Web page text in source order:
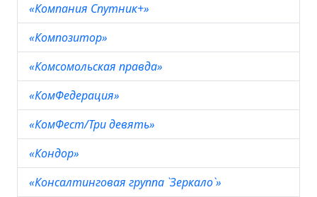
«Компания Спутник+»
«Композитор»
«Комсомольская правда»
«КомФедерация»
«КомФест/Три девять»
«Кондор»
«Консалтинговая группа `Зеркало`»